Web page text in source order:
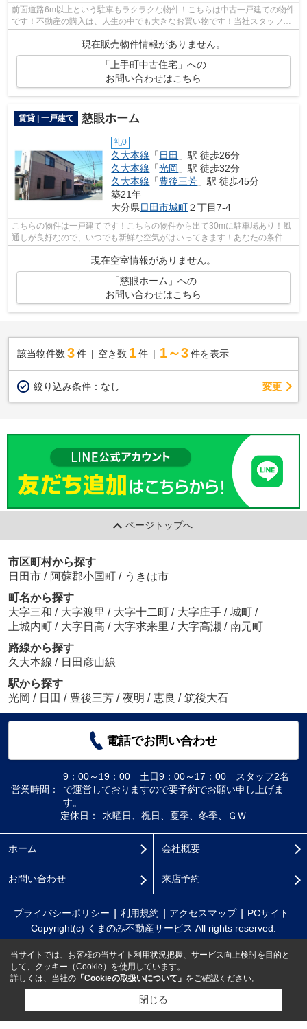
前面道路6m以上という駐車もラクラクな物件！こちらは中古一戸建ての物件
です！不動産の購入は、人生の中でも大きなお買い物です！当社スタッフが
現在販売物件情報がありません。
「上手町中古住宅」への
お問い合わせはこちら
賃貸 | 一戸建て 慈眼ホーム
礼0
久大本線 「 日田 」駅 徒歩26分
久大本線 「光岡 」駅 徒歩32分
久大本線 「豊後三芳 」駅 徒歩45分
築21年
大分県日田市城町２丁目7-4
こちらの物件は一戸建てです！こちらの物件から出て30mに駐車場あり！風
通しが良好なので、いつでも新鮮な空気がはいってきます！あなたの条件に
合った物件選びのお手伝いをさせてくだ...
現在空室情報がありません。
「慈眼ホーム」への
お問い合わせはこちら
該当物件数 3件 空き数 1 件 1～3 件を表示
絞り込み条件： なし 変更
ページトップへ
市区町村から探す
日田市 / 阿蘇郡小国町 / うきは市
町名から探す
大字三和 / 大字渡里 / 大字十二町 / 大字庄手 / 城町 /
上城内町 / 大字日高 / 大字求来里 / 大字高瀬 / 南元町
路線から探す
久大本線 / 日田彦山線
駅から探す
光岡 / 日田 / 豊後三芳 / 夜明 / 恵良 / 筑後大石
電話でお問い合わせ
営業時間：
9：00～19：00 土日9：00～17：00 スタッフ2名
で運営しておりますので要予約でお願い申し上げま
す。
定休日：
水曜日、祝日、夏季、冬季、ＧＷ
ホーム 会社概要
お問い合わせ 来店予約
プライバシーポリシー 利用規約 アクセスマップ
PCサイト
Copyright(c) くまのみ不動産サービス All rights reserved.
当サイトでは、お客様の当サイト利用状況把握、サービス向上検討を目的と
して、クッキー（Cookie）を使用しています。
詳しくは、当社の 「Cookieの取扱いについて」 をご確認ください。
閉じる